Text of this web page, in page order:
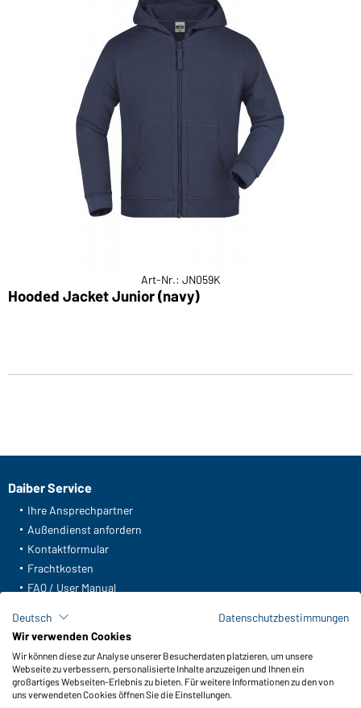
Art-Nr.: JN059K
Hooded Jacket Junior (navy)
Daiber Service
Ihre Ansprechpartner
Außendienst anfordern
Kontaktformular
Frachtkosten
FAQ / User Manual
Meldeportal nach Hinweisgeberschutz
Funktionen & Pflege
Produkteigenschaften
Pflegehinweise
Deutsch
Datenschutzbestimmungen
Wir verwenden Cookies
Wir können diese zur Analyse unserer Besucherdaten platzieren, um unsere
Webseite zu verbessern, personalisierte Inhalte anzuzeigen und Ihnen ein
großartiges Webseiten-Erlebnis zu bieten. Für weitere Informationen zu den von
uns verwendeten Cookies öffnen Sie die Einstellungen.